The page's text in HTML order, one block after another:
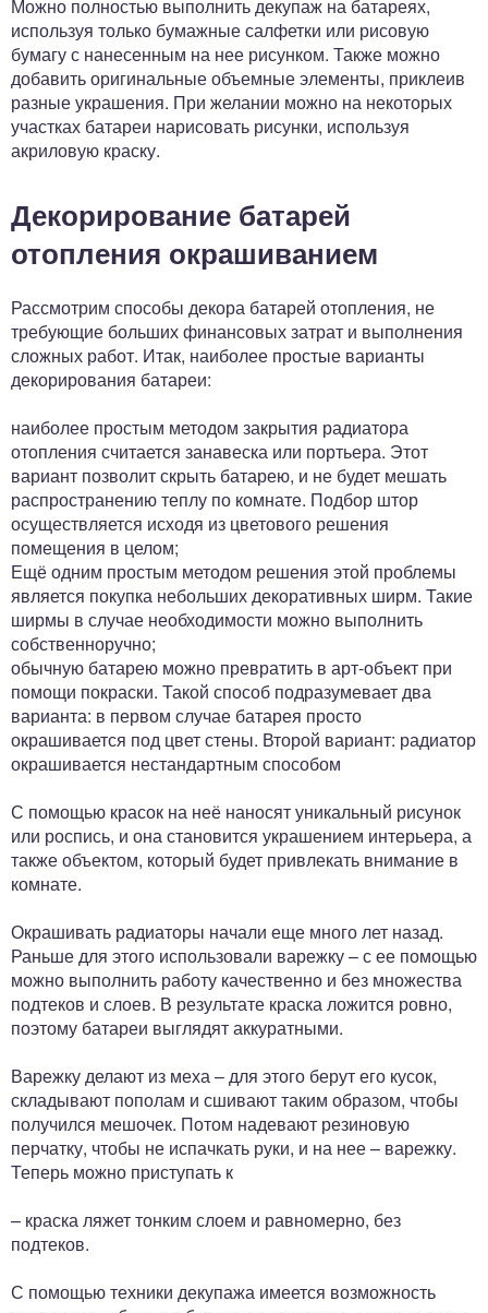
Можно полностью выполнить декупаж на батареях,
используя только бумажные салфетки или рисовую
бумагу с нанесенным на нее рисунком. Также можно
добавить оригинальные объемные элементы, приклеив
разные украшения. При желании можно на некоторых
участках батареи нарисовать рисунки, используя
акриловую краску.
Декорирование батарей
отопления окрашиванием
Рассмотрим способы декора батарей отопления, не
требующие больших финансовых затрат и выполнения
сложных работ. Итак, наиболее простые варианты
декорирования батареи:
наиболее простым методом закрытия радиатора
отопления считается занавеска или портьера. Этот
вариант позволит скрыть батарею, и не будет мешать
распространению теплу по комнате. Подбор штор
осуществляется исходя из цветового решения
помещения в целом;
Ещё одним простым методом решения этой проблемы
является покупка небольших декоративных ширм. Такие
ширмы в случае необходимости можно выполнить
собственноручно;
обычную батарею можно превратить в арт-объект при
помощи покраски. Такой способ подразумевает два
варианта: в первом случае батарея просто
окрашивается под цвет стены. Второй вариант: радиатор
окрашивается нестандартным способом
С помощью красок на неё наносят уникальный рисунок
или роспись, и она становится украшением интерьера, а
также объектом, который будет привлекать внимание в
комнате.
Окрашивать радиаторы начали еще много лет назад.
Раньше для этого использовали варежку – с ее помощью
можно выполнить работу качественно и без множества
подтеков и слоев. В результате краска ложится ровно,
поэтому батареи выглядят аккуратными.
Варежку делают из меха – для этого берут его кусок,
складывают пополам и сшивают таким образом, чтобы
получился мешочек. Потом надевают резиновую
перчатку, чтобы не испачкать руки, и на нее – варежку.
Теперь можно приступать к
– краска ляжет тонким слоем и равномерно, без
подтеков.
С помощью техники декупажа имеется возможность